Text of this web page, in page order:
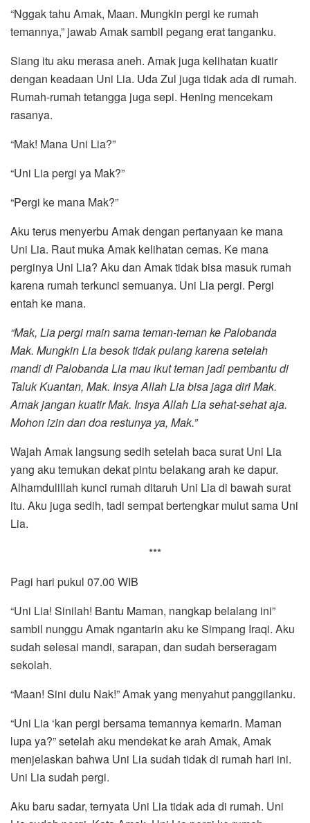
“Nggak tahu Amak, Maan. Mungkin pergi ke rumah
temannya,” jawab Amak sambil pegang erat tanganku.
Siang itu aku merasa aneh. Amak juga kelihatan kuatir
dengan keadaan Uni Lia. Uda Zul juga tidak ada di rumah.
Rumah-rumah tetangga juga sepi. Hening mencekam
rasanya.
“Mak! Mana Uni Lia?”
“Uni Lia pergi ya Mak?”
“Pergi ke mana Mak?”
Aku terus menyerbu Amak dengan pertanyaan ke mana
Uni Lia. Raut muka Amak kelihatan cemas. Ke mana
perginya Uni Lia? Aku dan Amak tidak bisa masuk rumah
karena rumah terkunci semuanya. Uni Lia pergi. Pergi
entah ke mana.
“Mak, Lia pergi main sama teman-teman ke Palobanda
Mak. Mungkin Lia besok tidak pulang karena setelah
mandi di Palobanda Lia mau ikut teman jadi pembantu di
Taluk Kuantan, Mak. Insya Allah Lia bisa jaga diri Mak.
Amak jangan kuatir Mak. Insya Allah Lia sehat-sehat aja.
Mohon izin dan doa restunya ya, Mak.”
Wajah Amak langsung sedih setelah baca surat Uni Lia
yang aku temukan dekat pintu belakang arah ke dapur.
Alhamdulillah kunci rumah ditaruh Uni Lia di bawah surat
itu. Aku juga sedih, tadi sempat bertengkar mulut sama Uni
Lia.
***
Pagi hari pukul 07.00 WIB
“Uni Lia! Sinilah! Bantu Maman, nangkap belalang ini”
sambil nunggu Amak ngantarin aku ke Simpang Iraqi. Aku
sudah selesai mandi, sarapan, dan sudah berseragam
sekolah.
“Maan! Sini dulu Nak!” Amak yang menyahut panggilanku.
“Uni Lia ‘kan pergi bersama temannya kemarin. Maman
lupa ya?” setelah aku mendekat ke arah Amak, Amak
menjelaskan bahwa Uni Lia sudah tidak di rumah hari ini.
Uni Lia sudah pergi.
Aku baru sadar, ternyata Uni Lia tidak ada di rumah. Uni